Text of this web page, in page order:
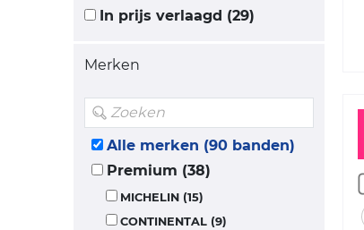
In prijs verlaagd (29)
Merken
Alle merken (90 banden)
Premium (38)
MICHELIN (15)
CONTINENTAL (9)